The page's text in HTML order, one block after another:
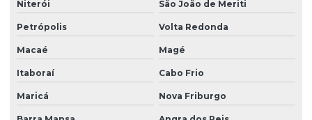
Niterói São João de Meriti
Petrópolis Volta Redonda
Macaé Magé
Itaboraí Cabo Frio
Maricá Nova Friburgo